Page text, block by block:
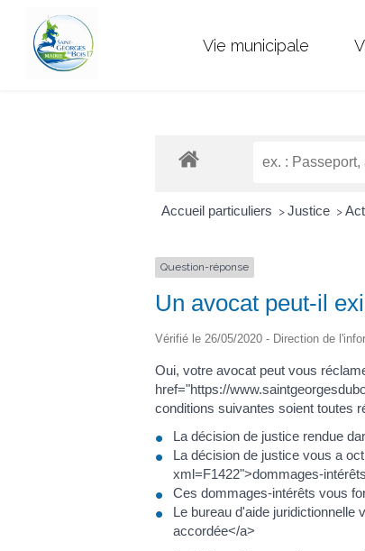
Vie municipale
Accueil particuliers > Justice >
Question-réponse
Un avocat peut-il
Vérifié le 26/05/2020 - Direction de
Oui, votre avocat peut vous
href="https://
conditions suivantes soient toutes
La décision de justice rendue
La décision de justice vous a
xml=F1422">dommages-
Ces dommages-intérêts vous
Le bureau d'aide
accordée</a>